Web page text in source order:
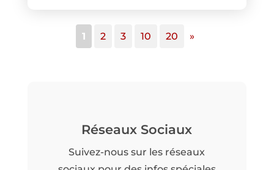
1 2 3 10 20 »
Réseaux Sociaux
Suivez-nous sur les réseaux